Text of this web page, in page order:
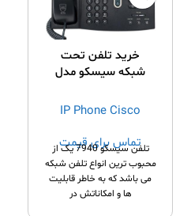
خرید تلفن تحت
شبکه سیسکو مدل
IP Phone Cisco
تماس برای قیمت
تلفن سیسکو 7940 یک از
محبوب ترین انواع تلفن شبکه
می باشد که به خاطر قابلیت
ها و امکاناتش در